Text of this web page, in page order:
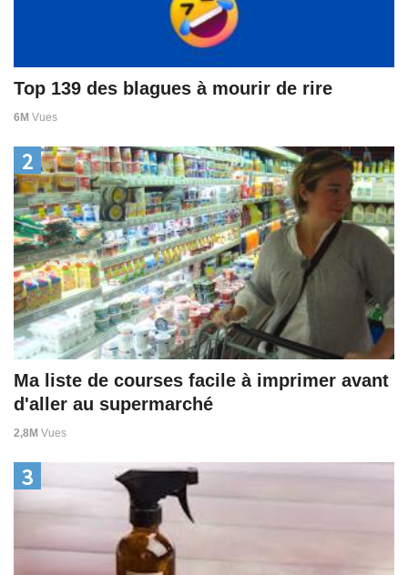
Top 139 des blagues à mourir de rire
6M Vues
2
Ma liste de courses facile à imprimer avant
d'aller au supermarché
2,8M Vues
3